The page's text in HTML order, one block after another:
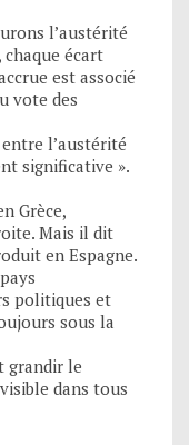
l’austérité
écart
est associé
vote des
l’austérité
significative ».
Grèce,
Mais il dit
en Espagne.
politiques et
sous la
grandir le
dans tous